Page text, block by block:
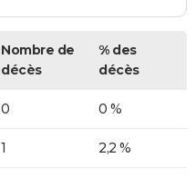
Nombre de
décès
% des
décès
0 0 %
1 2,2 %